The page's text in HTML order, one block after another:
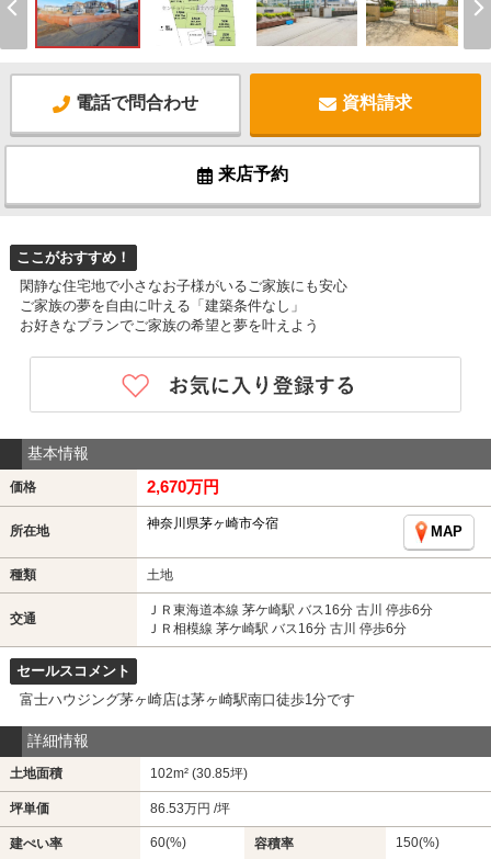
電話で問合わせ 資料請求
来店予約
ここがおすすめ！
閑静な住宅地で小さなお子様がいるご家族にも安心
ご家族の夢を自由に叶える「建築条件なし」
お好きなプランでご家族の希望と夢を叶えよう
基本情報
価格 2,670万円
所在地 神奈川県茅ヶ崎市今宿
MAP
種類 土地
交通
ＪＲ東海道本線 茅ケ崎駅 バス16分 古川 停歩6分
ＪＲ相模線 茅ケ崎駅 バス16分 古川 停歩6分
セールスコメント
富士ハウジング茅ヶ崎店は茅ヶ崎駅南口徒歩1分です
詳細情報
土地面積 102m² (30.85坪)
坪単価 86.53万円 /坪
建ぺい率 60(%) 容積率 150(%)